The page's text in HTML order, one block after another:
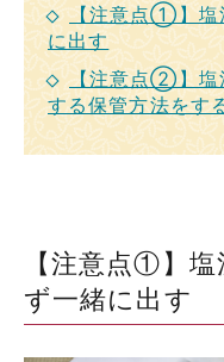
【注意点①】塩
に出す
【注意点②】塩
する保管方法をす
【注意点①】
ず一緒に出す